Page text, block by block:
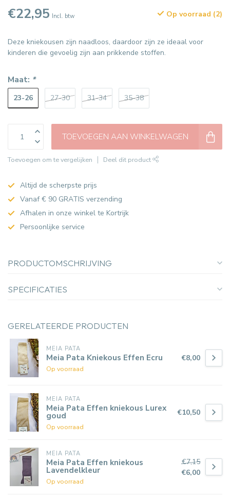
€22,95 Incl. btw Op voorraad (2)
Deze kniekousen zijn naadloos, daardoor zijn ze ideaal voor
kinderen die gevoelig zijn aan prikkende stoffen.
Maat: *
23-26 27-30 31-34 35-38
TOEVOEGEN AAN WINKELWAGEN
Toevoegen om te vergelijken Deel dit product
Altijd de scherpste prijs
Vanaf € 90 GRATIS verzending
Afhalen in onze winkel te Kortrijk
Persoonlijke service
PRODUCTOMSCHRIJVING
SPECIFICATIES
GERELATEERDE PRODUCTEN
MEIA PATA
Meia Pata Kniekous Effen Ecru
Op voorraad
€8,00
MEIA PATA
Meia Pata Effen kniekous Lurex
goud
Op voorraad
€10,50
MEIA PATA
Meia Pata Effen kniekous
Lavendelkleur
Op voorraad
€7,15
€6,00